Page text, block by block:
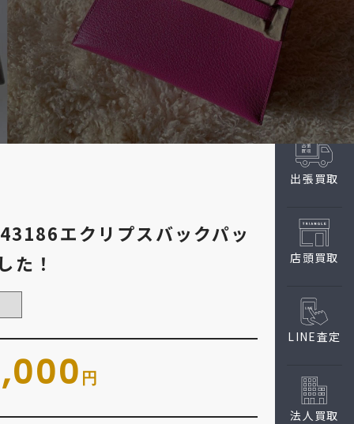
出張買取
店頭買取
LINE査定
法人買取
エクリプスバックパッ
た！
円